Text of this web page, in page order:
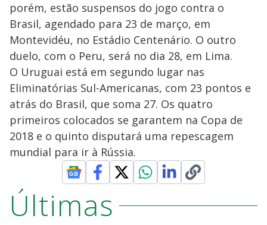
porém, estão suspensos do jogo contra o
Brasil, agendado para 23 de março, em
Montevidéu, no Estádio Centenário. O outro
duelo, com o Peru, será no dia 28, em Lima.
O Uruguai está em segundo lugar nas
Eliminatórias Sul-Americanas, com 23 pontos e
atrás do Brasil, que soma 27. Os quatro
primeiros colocados se garantem na Copa de
2018 e o quinto disputará uma repescagem
mundial para ir à Rússia.
Últimas